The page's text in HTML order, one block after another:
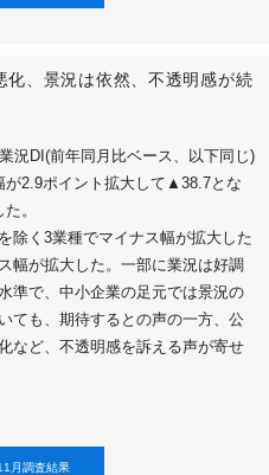
化、景況は依然、不透明感が続
況DI(前年同月比ベース、以下同じ)
2.9ポイント拡大して▲38.7とな
。
除く3業種でマイナス幅が拡大した
幅が拡大した。一部に業況は好調
準で、中小企業の足元では景況の
ても、期待するとの声の一方、公
など、不透明感を訴える声が寄せ
月調査結果